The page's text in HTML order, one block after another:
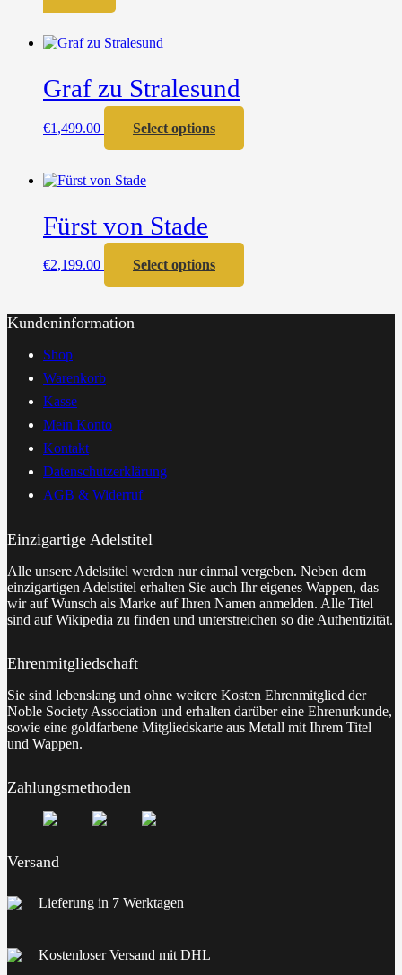
Graf zu Stralesund
€1,499.00 Select options
Fürst von Stade
€2,199.00 Select options
Kundeninformation
Shop
Warenkorb
Kasse
Mein Konto
Kontakt
Datenschutzerklärung
AGB & Widerruf
Einzigartige Adelstitel
Alle unsere Adelstitel werden nur einmal vergeben. Neben dem
einzigartigen Adelstitel erhalten Sie auch Ihr eigenes Wappen, das
wir auf Wunsch als Marke auf Ihren Namen anmelden. Alle Titel
sind auf Wikipedia zu finden und unterstreichen so die Authentizität.
Ehrenmitgliedschaft
Sie sind lebenslang und ohne weitere Kosten Ehrenmitglied der
Noble Society Association und erhalten darüber eine Ehrenurkunde,
sowie eine goldfarbene Mitgliedskarte aus Metall mit Ihrem Titel
und Wappen.
Zahlungsmethoden
Versand
Lieferung in 7 Werktagen
Kostenloser Versand mit DHL